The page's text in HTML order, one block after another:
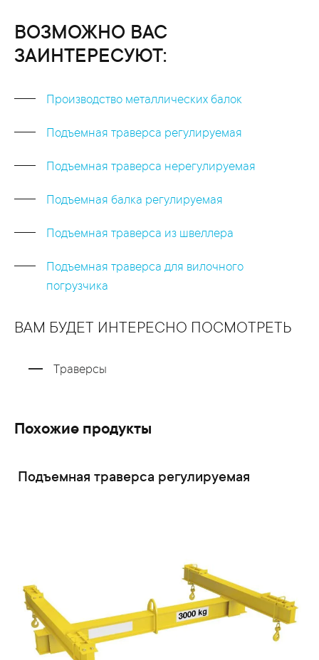
ВОЗМОЖНО ВАС
ЗАИНТЕРЕСУЮТ:
Производство металлических балок
Подъемная траверса регулируемая
Подъемная траверса нерегулируемая
Подъемная балка регулируемая
Подъемная траверса из швеллера
Подъемная траверса для вилочного
погрузчика
ВАМ БУДЕТ ИНТЕРЕСНО ПОСМОТРЕТЬ
Траверсы
Похожие продукты
Подъемная траверса регулируемая